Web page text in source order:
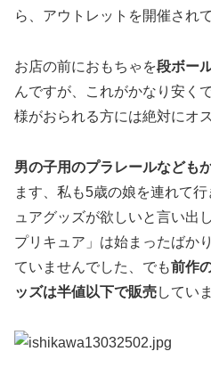
ら、アウトレットを開催され
お店の前におもちゃを段ボー
んですが、これがかなり安く
様がおられる方には絶対にオ
男の子用のプラレールなども
ます、私も5歳の娘を連れて
ュアグッズが欲しいと言い出
プリキュア」は始まったばか
ていませんでした、でも前作
ッズは半値以下で販売してい